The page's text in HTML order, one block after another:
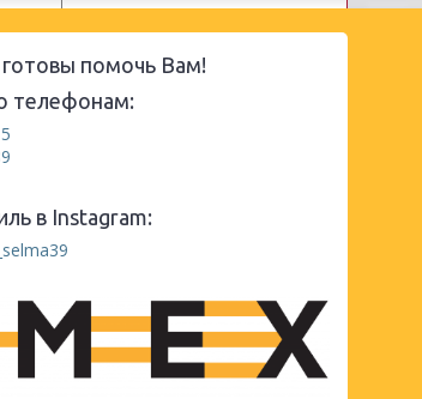
помочь Вам!
телефонам:
в Instagram: